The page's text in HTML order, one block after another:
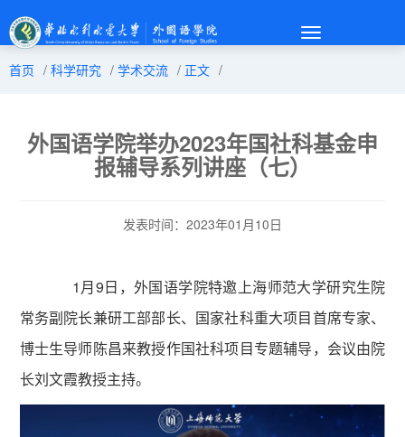
Toggle
首页 / 科学研究 / 学术交流 / 正文 /
外国语学院举办2023年国社科基金申
报辅导系列讲座（七）
发表时间：2023年01月10日
1月9日，外国语学院特邀上海师范大学研究生院
常务副院长兼研工部部长、国家社科重大项目首席专家、
博士生导师陈昌来教授作国社科项目专题辅导，会议由院
长刘文霞教授主持。